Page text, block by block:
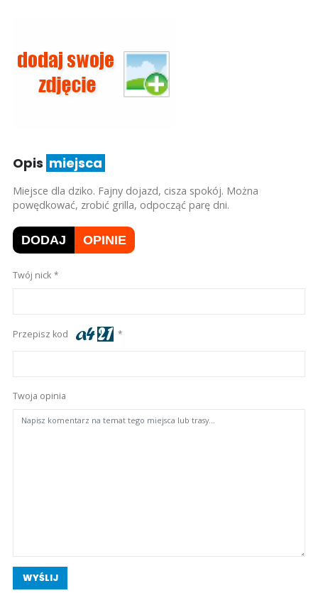
Opis miejsca
Miejsce dla dziko. Fajny dojazd, cisza spokój. Można
powędkować, zrobić grilla, odpocząć parę dni.
DODAJ OPINIE
Twój nick
Przepisz kod
Twoja opinia
WYŚLIJ